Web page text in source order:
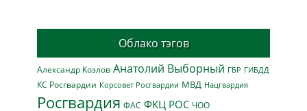
Облако тэгов
Александр Козлов Анатолий Выборный ГБР ГИБДД
КС Росгвардии Корсовет Росгвардии МВД Нацгвардия
Росгвардия ФАС ФКЦ РОС ЧОО